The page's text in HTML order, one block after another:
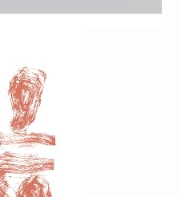
のはぜんぶ使う／親との関係
を聞く 上間陽子